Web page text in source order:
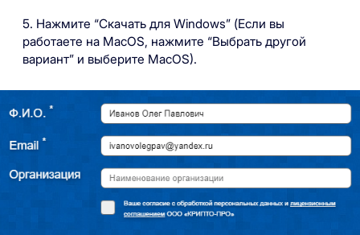
5. Нажмите “Скачать для Windows” (Если вы
работаете на MacOS, нажмите “Выбрать другой
вариант” и выберите MacOS).